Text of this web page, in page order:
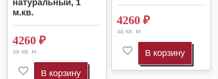
натуральный, 1
м.кв.
4260 ₽
за кв. м.
В корзину
4260 ₽
за кв. м.
В корзину